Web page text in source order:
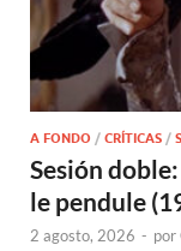
A FONDO / CRÍTICAS /
Sesión
le pendule
2 agosto, 2026 - por